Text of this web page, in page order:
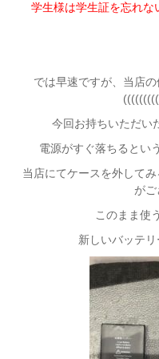
学生様は学生証を忘れな
では早速ですが、当店
今回お持ちいただい
電源がすぐ落ちるとい
当店にてケースを外して
がご
このまま使
新しいバッテリ